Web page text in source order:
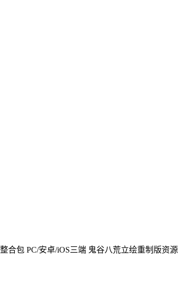
合包 PC/安卓/iOS三端 鬼谷八荒立绘重制版资